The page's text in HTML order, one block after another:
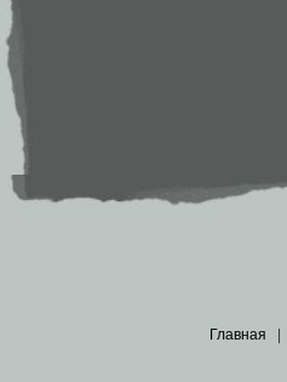
Главная